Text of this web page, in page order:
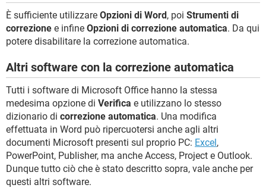
È sufficiente utilizzare Opzioni di Word, poi Strumenti di
correzione e infine Opzioni di correzione automatica. Da qui
potere disabilitare la correzione automatica.
Altri software con la correzione automatica
Tutti i software di Microsoft Office hanno la stessa
medesima opzione di Verifica e utilizzano lo stesso
dizionario di correzione automatica. Una modifica
effettuata in Word può ripercuotersi anche agli altri
documenti Microsoft presenti sul proprio PC: Excel,
PowerPoint, Publisher, ma anche Access, Project e Outlook.
Dunque tutto ciò che è stato descritto sopra, vale anche per
questi altri software.